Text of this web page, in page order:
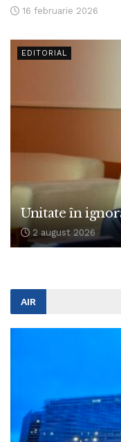
16 februarie 2026
EDITORIAL
Unitate în
2 august 2026
AIR